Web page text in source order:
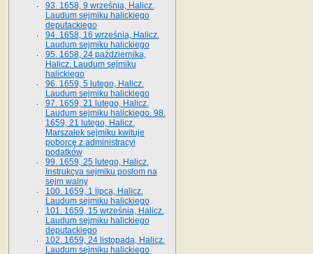
93. 1658, 9 września, Halicz.
Laudum sejmiku halickiego
deputackiego
94. 1658, 16 września, Halicz.
Laudum sejmiku halickiego
95. 1658, 24 października,
Halicz. Laudum sejmiku
halickiego
96. 1659, 5 lutego, Halicz.
Laudum sejmiku halickiego
97. 1659, 21 lutego, Halicz.
Laudum sejmiku halickiego. 98.
1659, 21 lutego, Halicz.
Marszałek sejmiku kwituje
poborcę z administracyi
podatków
99. 1659, 25 lutego, Halicz.
Instrukcya sejmiku posłom na
sejm walny
100. 1659, 1 lipca, Halicz.
Laudum sejmiku halickiego
101. 1659, 15 września, Halicz.
Laudum sejmiku halickiego
deputackiego
102. 1659, 24 listopada, Halicz.
Laudum sejmiku halickiego